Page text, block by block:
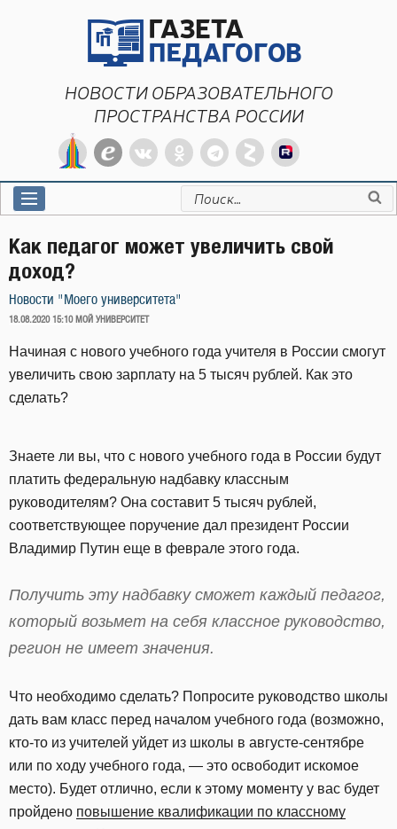
НОВОСТИ ОБРАЗОВАТЕЛЬНОГО
ПРОСТРАНСТВА РОССИИ
Искать:
Как педагог может увеличить свой
доход?
Новости "Моего университета"
ОПУБЛИКОВАНО
18.08.2020 15:10 МОЙ УНИВЕРСИТЕТ
Начиная с нового учебного года учителя в России смогут
увеличить свою зарплату на 5 тысяч рублей. Как это
сделать?
Знаете ли вы, что с нового учебного года в России будут
платить федеральную надбавку классным
руководителям? Она составит 5 тысяч рублей,
соответствующее поручение дал президент России
Владимир Путин еще в феврале этого года.
Получить эту надбавку сможет каждый педагог,
который возьмет на себя классное руководство,
регион не имеет значения.
Что необходимо сделать? Попросите руководство школы
дать вам класс перед началом учебного года (возможно,
кто-то из учителей уйдет из школы в августе-сентябре
или по ходу учебного года, — это освободит искомое
место). Будет отлично, если к этому моменту у вас будет
пройдено повышение квалификации по классному